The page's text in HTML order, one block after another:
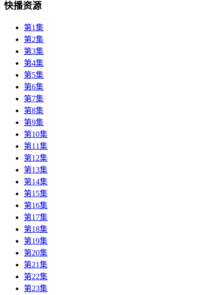
快播资源
第1集
第2集
第3集
第4集
第5集
第6集
第7集
第8集
第9集
第10集
第11集
第12集
第13集
第14集
第15集
第16集
第17集
第18集
第19集
第20集
第21集
第22集
第23集